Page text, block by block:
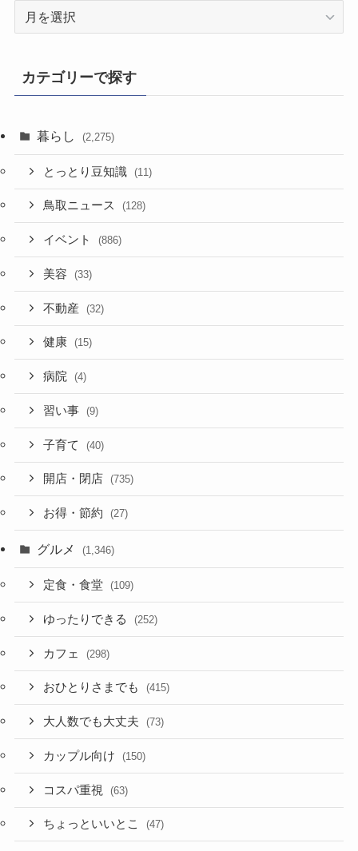
カテゴリーで探す
暮らし (2,275)
とっとり豆知識 (11)
鳥取ニュース (128)
イベント (886)
美容 (33)
不動産 (32)
健康 (15)
病院 (4)
習い事 (9)
子育て (40)
開店・閉店 (735)
お得・節約 (27)
グルメ (1,346)
定食・食堂 (109)
ゆったりできる (252)
カフェ (298)
おひとりさまでも (415)
大人数でも大丈夫 (73)
カップル向け (150)
コスパ重視 (63)
ちょっといいとこ (47)